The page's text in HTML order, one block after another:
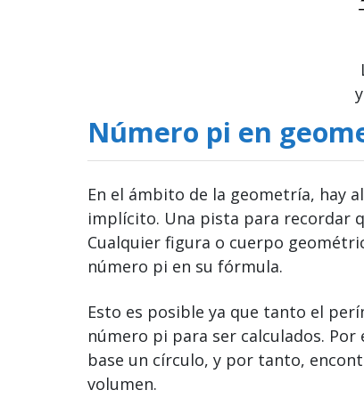
Número pi en
En el ámbito de la geometría, hay
implícito. Una pista para recordar
Cualquier figura o cuerpo
número pi en su fórmula.
Esto es posible ya que tanto el
número pi para ser calculados.
base un círculo, y por tanto,
volumen.